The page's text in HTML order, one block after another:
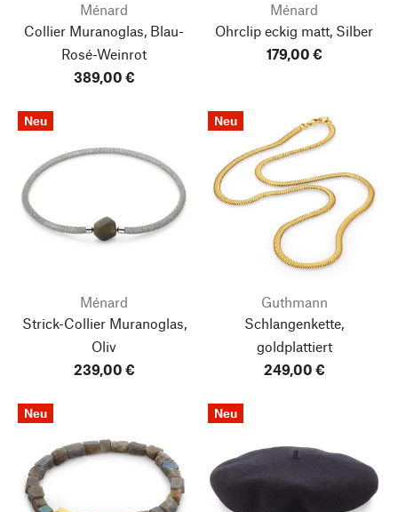
Ménard
Collier Muranoglas, Blau-
Rosé-Weinrot
389,00 €
Ménard
Ohrclip eckig matt, Silber
179,00 €
Neu
Ménard
Strick-Collier Muranoglas,
Oliv
239,00 €
Neu
Guthmann
Schlangenkette,
goldplattiert
249,00 €
Neu Neu